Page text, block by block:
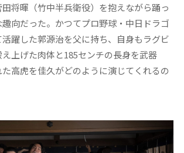
将暉（竹中半兵衛役）を抱えながら踊っ
向だった。かつてプロ野球・中日ドラゴ
躍した郭源治を父に持ち、自身もラグビ
上げた肉体と185センチの長身を武器
高虎を佳久がどのように演じてくれるの